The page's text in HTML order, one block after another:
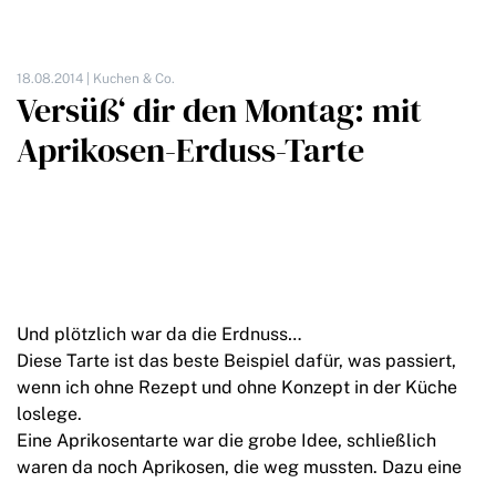
18.08.2014 | Kuchen & Co.
Versüß‘ dir den Montag: mit
Aprikosen-Erduss-Tarte
Und plötzlich war da die Erdnuss…
Diese Tarte ist das beste Beispiel dafür, was passiert,
wenn ich ohne Rezept und ohne Konzept in der Küche
loslege.
Eine Aprikosentarte war die grobe Idee, schließlich
waren da noch Aprikosen, die weg mussten. Dazu eine